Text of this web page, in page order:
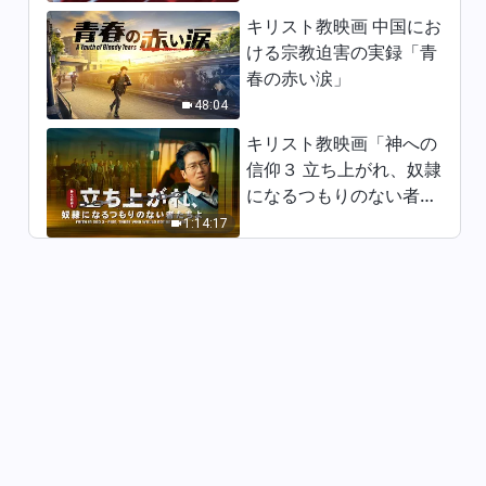
41:57
神の御言葉「神の働き、神の性
質、そして神自身 ３」（その
３）
46:00
神の御言葉「神の働き、神の性
質、そして神自身 ３」（その
４）
48:04
キリスト教映画 中国にお
ける宗教迫害の実録「青
春の赤い涙」
1:14:17
キリスト教映画「神への
信仰３ 立ち上がれ、奴隷
になるつもりのない者た